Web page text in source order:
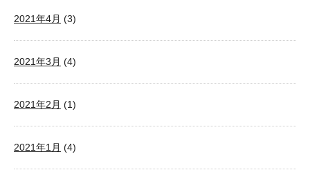
2021年4月 (3)
2021年3月 (4)
2021年2月 (1)
2021年1月 (4)